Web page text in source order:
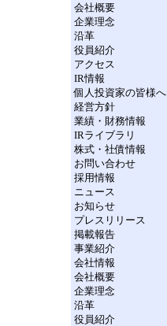
会社概要
企業理念
沿革
役員紹介
アクセス
IR情報
個人投資家の皆様へ
経営方針
業績・財務情報
IRライブラリ
株式・社債情報
お問い合わせ
採用情報
ニュース
お知らせ
プレスリリース
掲載報告
事業紹介
会社情報
会社概要
企業理念
沿革
役員紹介